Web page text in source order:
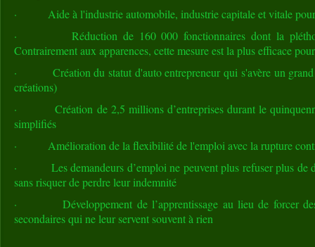
· Aide à l'industrie automobile, industrie capitale et vitale pour
· Réduction de 160 000 fonctionnaires dont la
Contrairement aux apparences, cette mesure est la plus efficace
· Création du statut d'auto entrepreneur qui s'avère un grand
créations)
· Création de 2,5 millions d’entreprises durant le
simplifiés
· Amélioration de la flexibilité de l'emploi avec la rupture
· Les demandeurs d’emploi ne peuvent plus refuser plus de
sans risquer de perdre leur indemnité
· Développement de l’apprentissage au lieu de forcer des
secondaires qui ne leur servent souvent à rien